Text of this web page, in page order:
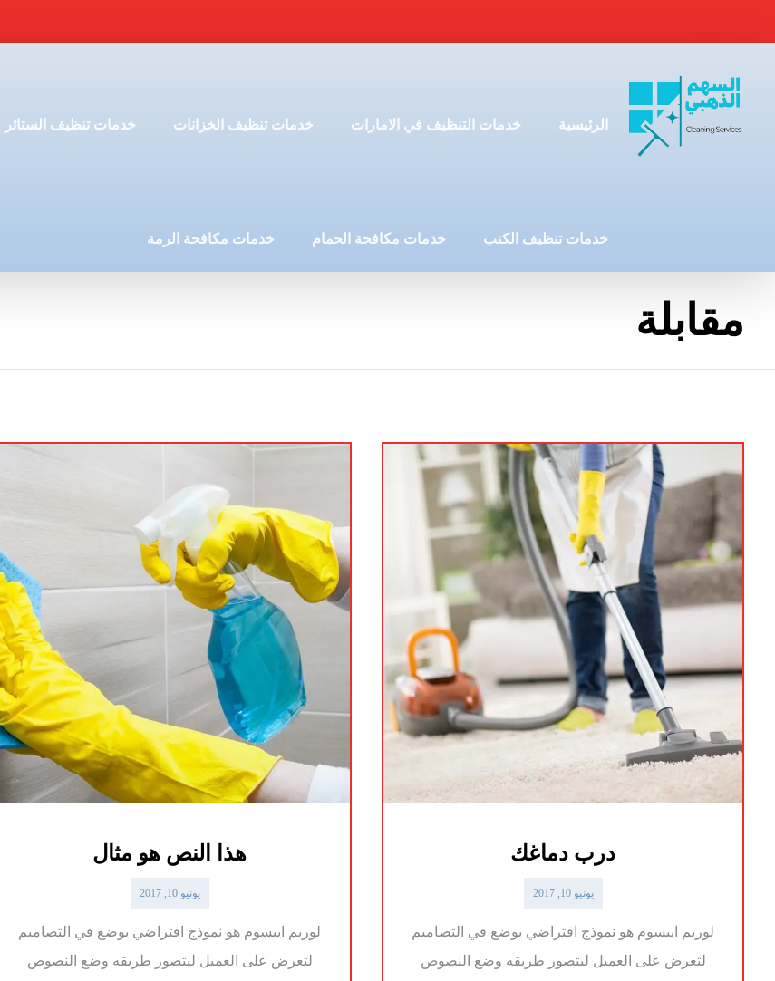
الرئيسية خدمات التنظيف في الامارات خدمات تنظيف الخزانات خدمات تنظيف الستائر
خدمات تنظيف الكنب خدمات مكافحة الحمام خدمات مكافحة الرمة
مقابلة
درب دماغك
يونيو 10, 2017
لوريم ايبسوم هو نموذج افتراضي يوضع في التصاميم
لتعرض على العميل ليتصور طريقه وضع النصوص
هذا النص هو مثال
يونيو 10, 2017
لوريم ايبسوم هو نموذج افتراضي يوضع في التصاميم
لتعرض على العميل ليتصور طريقه وضع النصوص